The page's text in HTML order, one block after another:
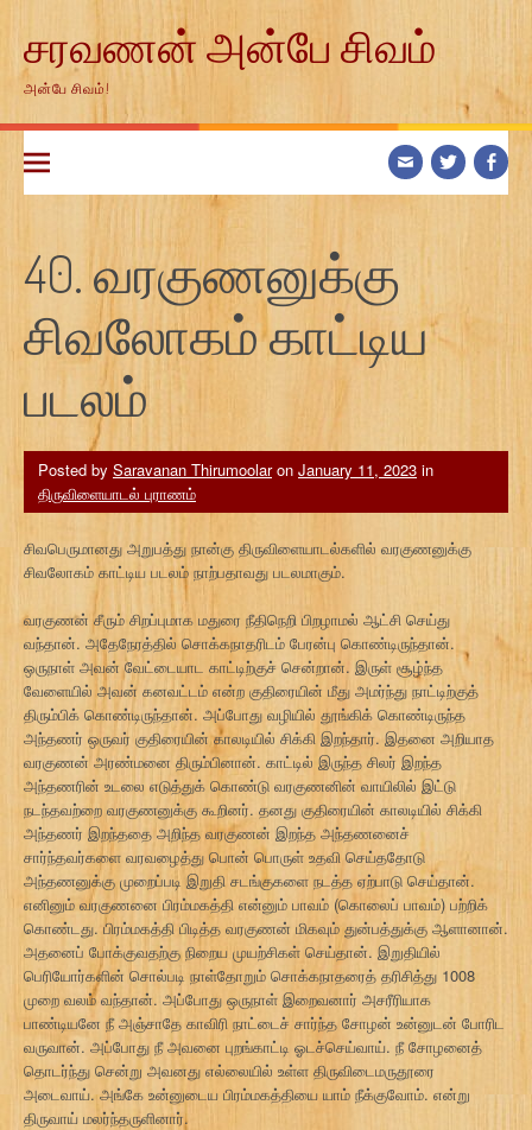
contentசரவணன் அன்பே சிவம்
அன்பே சிவம்!
40. வரகுணனுக்கு
சிவலோகம் காட்டிய
படலம்
Posted by Saravanan Thirumoolaron January 11, 2023 in
திருவிளையாடல் புராணம்
சிவபெருமானது அறுபத்து நான்கு திருவிளையாடல்களில் வரகுணனுக்கு
சிவலோகம் காட்டிய படலம் நாற்பதாவது படலமாகும்.
வரகுணன் சீரும் சிறப்புமாக மதுரை நீதிநெறி பிறழாமல் ஆட்சி செய்து
வந்தான். அதேநேரத்தில் சொக்கநாதரிடம் பேரன்பு கொண்டிருந்தான்.
ஒருநாள் அவன் வேட்டையாட காட்டிற்குச் சென்றான். இருள் சூழ்ந்த
வேளையில் அவன் கனவட்டம் என்ற குதிரையின் மீது அமர்ந்து நாட்டிற்குத்
திரும்பிக் கொண்டிருந்தான். அப்போது வழியில் தூங்கிக் கொண்டிருந்த
அந்தணர் ஒருவர் குதிரையின் காலடியில் சிக்கி இறந்தார். இதனை அறியாத
வரகுணன் அரண்மனை திரும்பினான். காட்டில் இருந்த சிலர் இறந்த
அந்தணரின் உடலை எடுத்துக் கொண்டு வரகுணனின் வாயிலில் இட்டு
நடந்தவற்றை வரகுணனுக்கு கூறினர். தனது குதிரையின் காலடியில் சிக்கி
அந்தணர் இறந்ததை அறிந்த வரகுணன் இறந்த அந்தணனைச்
சார்ந்தவர்களை வரவழைத்து பொன் பொருள் உதவி செய்ததோடு
அந்தணனுக்கு முறைப்படி இறுதி சடங்குகளை நடத்த ஏற்பாடு செய்தான்.
எனினும் வரகுணனை பிரம்மகத்தி என்னும் பாவம் (கொலைப் பாவம்) பற்றிக்
கொண்டது. பிரம்மகத்தி பிடித்த வரகுணன் மிகவும் துன்பத்துக்கு ஆளானான்.
அதனைப் போக்குவதற்கு நிறைய முயற்சிகள் செய்தான். இறுதியில்
பெரியோர்களின் சொல்படி நாள்தோறும் சொக்கநாதரைத் தரிசித்து 1008
முறை வலம் வந்தான். அப்போது ஒருநாள் இறைவனார் அசரீரியாக
பாண்டியனே நீ அஞ்சாதே காவிரி நாட்டைச் சார்ந்த சோழன் உன்னுடன் போரிட
வருவான். அப்போது நீ அவனை புறங்காட்டி ஓடச்செய்வாய். நீ சோழனைத்
தொடர்ந்து சென்று அவனது எல்லையில் உள்ள திருவிடைமருதூரை
அடைவாய். அங்கே உன்னுடைய பிரம்மகத்தியை யாம் நீக்குவோம். என்று
திருவாய் மலர்ந்தருளினார்.